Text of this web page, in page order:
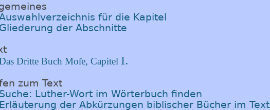
für die Kapitel
der Abschnitte
Dritte Buch Moſe, Capitel I.
zum Text
Luther-Wort im Wörterbuch finden
der Abkürzungen biblischer Bücher im Text